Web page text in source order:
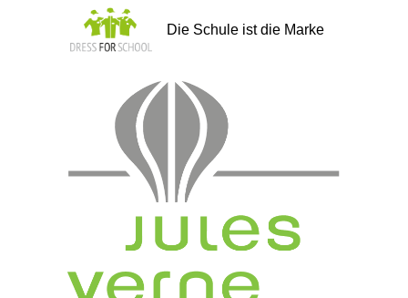
springen
Die Schule ist die Marke